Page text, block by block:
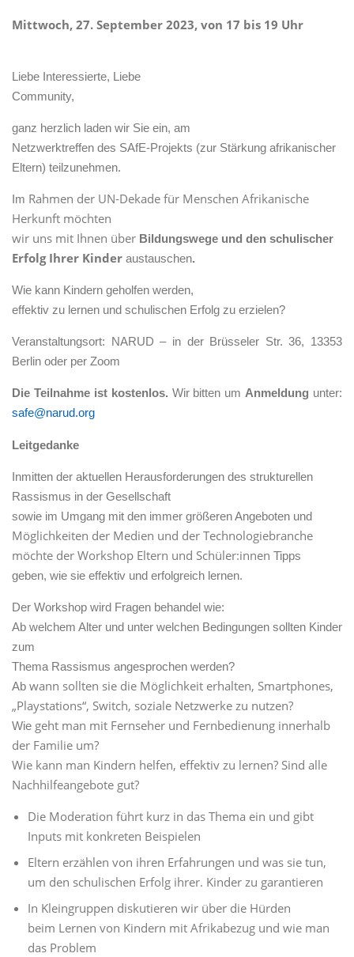
Mittwoch, 27. September 2023, von 17 bis 19 Uhr
Liebe Interessierte, Liebe
Community,
ganz herzlich laden wir Sie ein, am
Netzwerktreffen des SAfE-Projekts (zur Stärkung afrikanischer
Eltern) teilzunehmen.
Im Rahmen der UN-Dekade für Menschen Afrikanische
Herkunft möchten
wir uns mit Ihnen über Bildungswege und den schulischer
Erfolg Ihrer Kinder austauschen.
Wie kann Kindern geholfen werden,
effektiv zu lernen und schulischen Erfolg zu erzielen?
Veranstaltungsort: NARUD – in der Brüsseler Str. 36, 13353
Berlin oder per Zoom
Die Teilnahme ist kostenlos. Wir bitten um Anmeldung unter:
safe@narud.org
Leitgedanke
Inmitten der aktuellen Herausforderungen des strukturellen
Rassismus in der Gesellschaft
sowie im Umgang mit den immer größeren Angeboten und
Möglichkeiten der Medien und der Technologiebranche
möchte der Workshop Eltern und Schüler:innen Tipps
geben, wie sie effektiv und erfolgreich lernen.
Der Workshop wird Fragen behandel wie:
Ab welchem Alter und unter welchen Bedingungen sollten Kinder
zum
Thema Rassismus angesprochen werden?
Ab wann sollten sie die Möglichkeit erhalten, Smartphones,
„Playstations“, Switch, soziale Netzwerke zu nutzen?
Wie geht man mit Fernseher und Fernbedienung innerhalb
der Familie um?
Wie kann man Kindern helfen, effektiv zu lernen? Sind alle
Nachhilfeangebote gut?
Die Moderation führt kurz in das Thema ein und gibt
Inputs mit konkreten Beispielen
Eltern erzählen von ihren Erfahrungen und was sie tun,
um den schulischen Erfolg ihrer. Kinder zu garantieren
In Kleingruppen diskutieren wir über die Hürden
beim Lernen von Kindern mit Afrikabezug und wie man
das Problem